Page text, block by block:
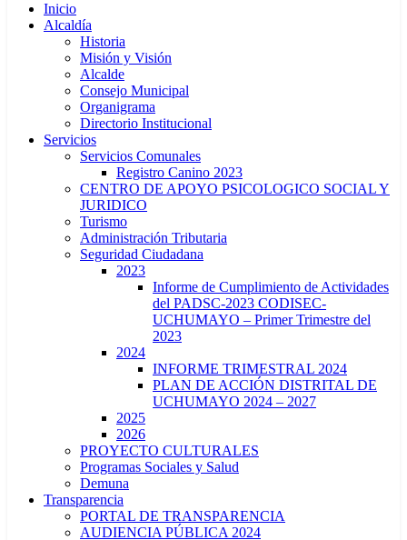
Inicio
Alcaldía
Historia
Misión y Visión
Alcalde
Consejo Municipal
Organigrama
Directorio Institucional
Servicios
Servicios Comunales
Registro Canino 2023
CENTRO DE APOYO PSICOLOGICO SOCIAL Y
JURIDICO
Turismo
Administración Tributaria
Seguridad Ciudadana
2023
Informe de Cumplimiento de Actividades
del PADSC-2023 CODISEC-
UCHUMAYO – Primer Trimestre del
2023
2024
INFORME TRIMESTRAL 2024
PLAN DE ACCIÓN DISTRITAL DE
UCHUMAYO 2024 – 2027
2025
2026
PROYECTO CULTURALES
Programas Sociales y Salud
Demuna
Transparencia
PORTAL DE TRANSPARENCIA
AUDIENCIA PÚBLICA 2024